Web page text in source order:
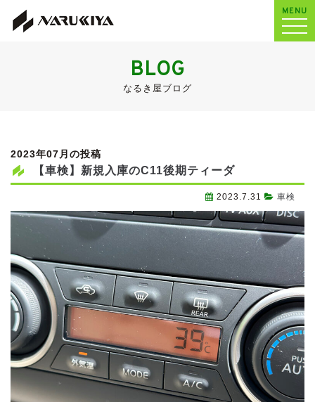
MENU
BLOG
なるき屋ブログ
2023年07月の投稿
【車検】新規入庫のC11後期ティーダ
2023.7.31 車検